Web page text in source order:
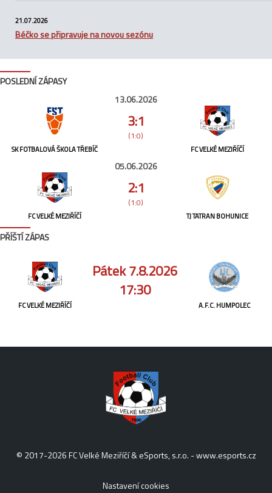
21.07.2026
Béčko se připravuje na novou sezónu
POSLEDNÍ ZÁPASY
SK FOTBALOVÁ ŠKOLA TŘEBÍČ
13.06.2026
3:1
(1:0)
FC VELKÉ MEZIŘÍČÍ
FC VELKÉ MEZIŘÍČÍ
05.06.2026
2:1
(1:0)
TJ TATRAN BOHUNICE
PŘÍŠTÍ ZÁPAS
FC VELKÉ MEZIŘÍČÍ
Pátek 7.8.2026
17:30
A.F.C. HUMPOLEC
© 2017-2026 FC Velké Meziříčí & eSports, s.r.o. -www.esports.cz
Nastavení cookies